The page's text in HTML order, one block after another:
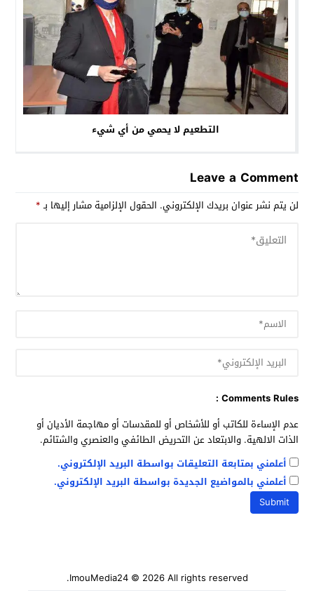
التطعيم لا يحمي من أي شيء
Leave a Comment
لن يتم نشر عنوان بريدك الإلكتروني. الحقول الإلزامية مشار إليها بـ*
Comments Rules :
عدم الإساءة للكاتب أو للأشخاص أو للمقدسات أو مهاجمة الأديان أو
الذات الالهية. والابتعاد عن التحريض الطائفي والعنصري والشتائم.
أعلمني بمتابعة التعليقات بواسطة البريد الإلكتروني.
أعلمني بالمواضيع الجديدة بواسطة البريد الإلكتروني.
ImouMedia24© 2026 All rights reserved.